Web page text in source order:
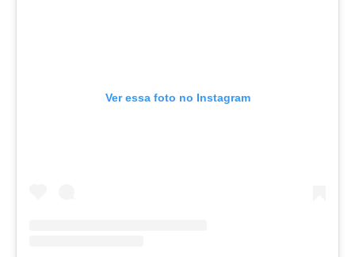
Ver essa foto no Instagram